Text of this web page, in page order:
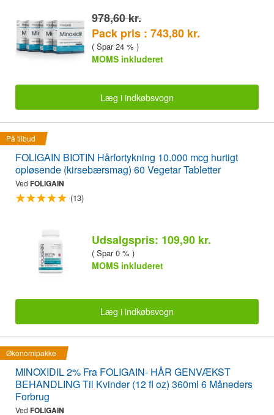
978,60 kr.
Pack pris : 743,80 kr.
( Spar 24 % )
MOMS inkluderet
Læg i indkøbsvogn
På tilbud
FOLIGAIN BIOTIN Hårfortykning 10.000 mcg hurtigt
opløsende (kirsebærsmag) 60 Vegetar Tabletter
Ved FOLIGAIN
(13)
Udsalgspris: 109,90 kr.
( Spar 0 % )
MOMS inkluderet
Læg i indkøbsvogn
Økonomipakke
MINOXIDIL 2% Fra FOLIGAIN- HÅR GENVÆKST
BEHANDLING Til Kvinder (12 fl oz) 360ml 6 Måneders
Forbrug
Ved FOLIGAIN